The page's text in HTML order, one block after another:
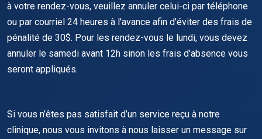
à votre rendez-vous, veuillez annuler celui-ci par téléphone
ou par courriel 24 heures à l'avance afin d'éviter des frais de
pénalité de 30$. Pour les rendez-vous le lundi, vous devez
annuler le samedi avant 12h sinon les frais d'absence vous
seront appliqués.
Si vous n’êtes pas satisfait d’un service reçu à notre
clinique, nous vous invitons à nous laisser un message sur